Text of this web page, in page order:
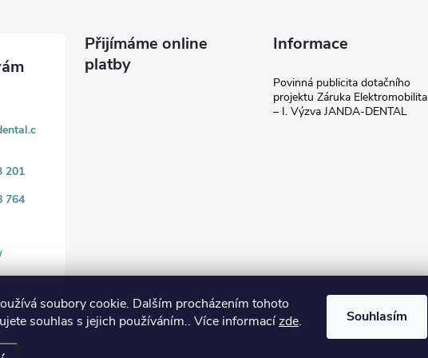
soubory cookie. Dalším procházením tohoto
souhlas s jejich používáním.. Více informacízde. Souhlasím
201
764
Přijímáme online
platby
Informace
Povinná publicita dotačního
projektu Záruka Elektromobilita
– I. Výzva JANDA-DENTAL